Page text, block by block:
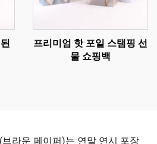
프리미엄 핫 포일 스탬핑 선
물 쇼핑백
라운 페이퍼)는 연말 연시 포장